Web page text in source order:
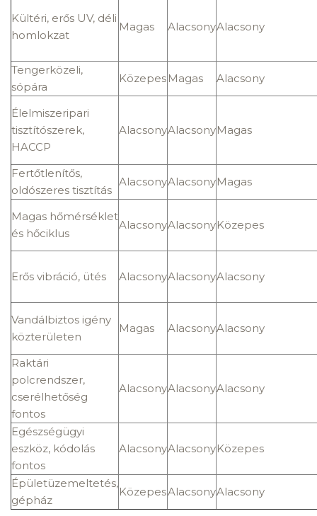
Kültéri, erős UV, déli
homlokzat
Magas AlacsonyAlacsony
Tengerközeli,
sópára
Közepes Magas Alacsony
Élelmiszeripari
tisztítószerek,
HACCP
AlacsonyAlacsonyMagas
Fertőtlenítős,
oldószeres tisztítás
AlacsonyAlacsonyMagas
Magas hőmérséklet
és hőciklus
AlacsonyAlacsonyKözepes
Erős vibráció, ütés AlacsonyAlacsonyAlacsony
Vandálbiztos igény
közterületen
Magas AlacsonyAlacsony
Raktári
polcrendszer,
cserélhetőség
fontos
AlacsonyAlacsonyAlacsony
Egészségügyi
eszköz, kódolás
fontos
AlacsonyAlacsonyKözepes
Épületüzemeltetés,
gépház
KözepesAlacsonyAlacsony